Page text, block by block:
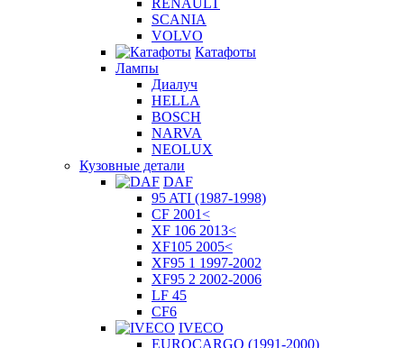
RENAULT
SCANIA
VOLVO
Катафоты
Лампы
Диалуч
HELLA
BOSCH
NARVA
NEOLUX
Кузовные детали
DAF
95 ATI (1987-1998)
CF 2001<
XF 106 2013<
XF105 2005<
XF95 1 1997-2002
XF95 2 2002-2006
LF 45
CF6
IVECO
EUROCARGO (1991-2000)